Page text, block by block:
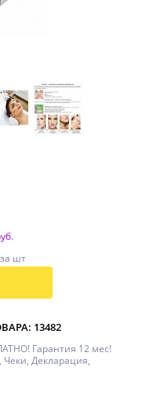
шт
13482
Гарантия 12 мес!
Чеки, Декларация,